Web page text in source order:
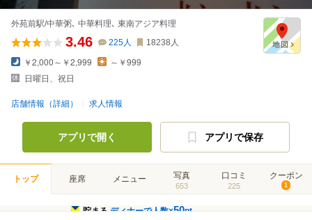
外苑前駅/中華粥､ 中華料理､ 東南アジア料理
3.46 225人 18238 人
￥2,000～￥2,999
～￥999
日曜日、祝日
店舗情報（詳細） 求人情報
アプリで開く アプリで保存
トップ 座席 メニュー 写真
653
口コミ
225
クーポン
1
貯まるディナーで人数×50pt